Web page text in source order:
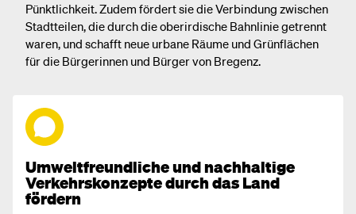
Pünktlichkeit. Zudem fördert sie die Verbindung zwischen
Stadtteilen, die durch die oberirdische Bahnlinie getrennt
waren, und schafft neue urbane Räume und Grünflächen
für die Bürgerinnen und Bürger von Bregenz.
Umweltfreundliche und nachhaltige
Verkehrskonzepte durch das Land
fördern